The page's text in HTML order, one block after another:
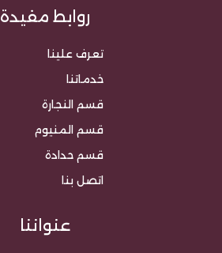
روابط مفيدة
تعرف علينا
خدماتنا
قسم النجارة
قسم المنيوم
قسم حدادة
اتصل بنا
عنواننا